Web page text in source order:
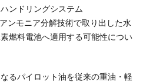
ンドリングシステム
ンモニア分解技術で取り出した水
燃料電池へ適用する可能性につい
るパイロット油を従来の重油・軽